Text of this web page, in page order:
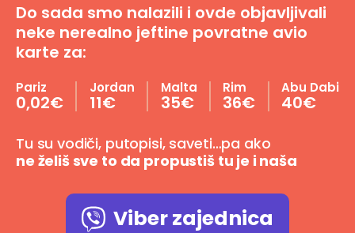
Do sada smo nalazili i ovde objavljivali
neke nerealno jeftine povratne avio
karte za:
Pariz
0,02€
Jordan
11€
Malta
35€
Rim
36€
Abu Dabi
40€
Tu su vodiči, putopisi, saveti…pa ako
ne želiš sve to da propustiš tu je i naša
Viber zajednica